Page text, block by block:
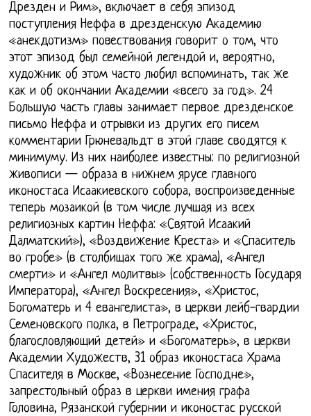
Дрезден и Рим», включает в себя эпизод
поступления Неффа в дрезденскую Академию
«анекдотизм» повествования говорит о том, что
этот эпизод был семейной легендой и, вероятно,
художник об этом часто любил вспоминать, так же
как и об окончании Академии «всего за год». 24
Большую часть главы занимает первое дрезденское
письмо Неффа и отрывки из других его писем
комментарии Грюневальдт в этой главе сводятся к
минимуму. Из них наиболее известны: по религиозной
живописи — образа в нижнем ярусе главного
иконостаса Исаакиевского собора, воспроизведенные
теперь мозаикой (в том числе лучшая из всех
религиозных картин Неффа: «Святой Исаакий
Далматский»), «Воздвижение Креста» и «Спаситель
во гробе» (в столбищах того же храма), «Ангел
смерти» и «Ангел молитвы» (собственность Государя
Императора), «Ангел Воскресения», «Христос,
Богоматерь и 4 евангелиста», в церкви лейб-гвардии
Семеновского полка, в Петрограде, «Христос,
благословляющий детей» и «Богоматерь», в церкви
Академии Художеств, 31 образ иконостаса Храма
Спасителя в Москве, «Вознесение Господне»,
запрестольный образ в церкви имения графа
Головина, Рязанской губернии и иконостас русской